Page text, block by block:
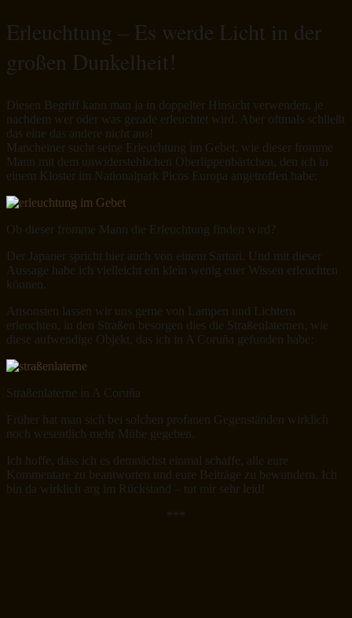
Erleuchtung – Es werde Licht in der
großen Dunkelheit!
Diesen Begriff kann man ja in doppelter Hinsicht verwenden, je
nachdem wer oder was gerade erleuchtet wird. Aber oftmals schließt
das eine das andere nicht aus!
Mancheiner sucht seine Erleuchtung im Gebet, wie dieser fromme
Mann mit dem unwiderstehlichen Oberlippenbärtchen, den ich in
einem Kloster im Nationalpark Picos Europa angetroffen habe:
Ob dieser fromme Mann die Erleuchtung finden wird?
Der Japaner spricht hier auch von einem Sartori. Und mit dieser
Aussage habe ich vielleicht ein klein wenig euer Wissen erleuchten
können.
Ansonsten lassen wir uns gerne von Lampen und Lichtern
erleuchten, in den Straßen besorgen dies die Straßenlaternen, wie
diese aufwendige Objekt, das ich in A Coruña gefunden habe:
Straßenlaterne in A Coruña
Früher hat man sich bei solchen profanen Gegenständen wirklich
noch wesentlich mehr Mühe gegeben.
Ich hoffe, dass ich es demnächst einmal schaffe, alle eure
Kommentare zu beantworten und eure Beiträge zu bewundern. Ich
bin da wirklich arg im Rückstand – tut mir sehr leid!
***